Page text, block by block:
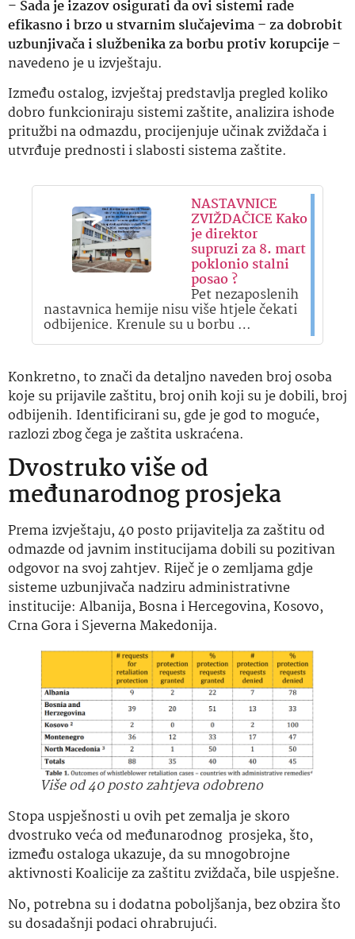
– Sada je izazov osigurati da ovi sistemi rade
efikasno i brzo u stvarnim slučajevima – za dobrobit
uzbunjivača i službenika za borbu protiv korupcije–
navedeno je u izvještaju.
Između ostalog, izvještaj predstavlja pregled koliko
dobro funkcioniraju sistemi zaštite, analizira ishode
pritužbi na odmazdu, procijenjuje učinak zviždača i
utvrđuje prednosti i slabosti sistema zaštite.
NASTAVNICE
ZVIŽDAČICE Kako
je direktor
supruzi za 8. mart
poklonio stalni
posao ?
Pet nezaposlenih
nastavnica hemije nisu više htjele čekati
odbijenice. Krenule su u borbu …
Konkretno, to znači da detaljno naveden broj osoba
koje su prijavile zaštitu, broj onih koji su je dobili, broj
odbijenih. Identificirani su, gde je god to moguće,
razlozi zbog čega je zaštita uskraćena.
Dvostruko više od
međunarodnog prosjeka
Prema izvještaju, 40 posto prijavitelja za zaštitu od
odmazde od javnim institucijama dobili su pozitivan
odgovor na svoj zahtjev. Riječ je o zemljama gdje
sisteme uzbunjivača nadziru administrativne
institucije: Albanija, Bosna i Hercegovina, Kosovo,
Crna Gora i Sjeverna Makedonija.
Više od 40 posto zahtjeva odobreno
Stopa uspješnosti u ovih pet zemalja je skoro
dvostruko veća od međunarodnog prosjeka, što,
između ostaloga ukazuje, da su mnogobrojne
aktivnosti Koalicije za zaštitu zviždača, bile uspješne.
No, potrebna su i dodatna poboljšanja, bez obzira što
su dosadašnji podaci ohrabrujući.